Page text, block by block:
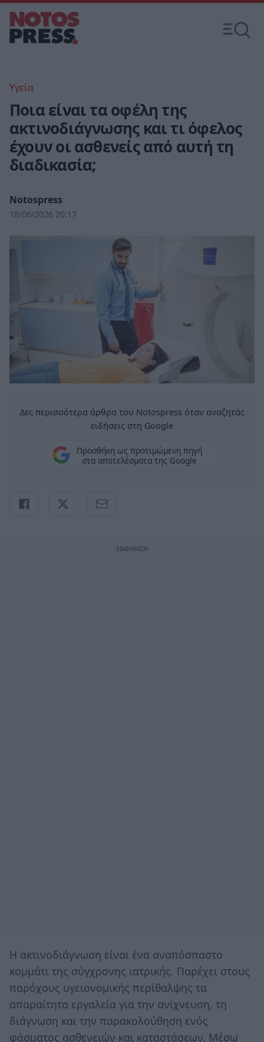
Υγεία
Ποια είναι τα οφέλη της
ακτινοδιάγνωσης και τι όφελος
έχουν οι ασθενείς από αυτή τη
διαδικασία;
Notospress
18/06/2026 20:17
Δες περισσότερα άρθρα του Notospress όταν αναζητάς
ειδήσεις στη Google
Προσθήκη ως προτιμώμενη πηγή
στα αποτελέσματα της Google
Η ακτινοδιάγνωση είναι ένα αναπόσπαστο
κομμάτι της σύγχρονης ιατρικής. Παρέχει στους
παρόχους υγειονομικής περίθαλψης τα
απαραίτητα εργαλεία για την ανίχνευση, τη
διάγνωση και την παρακολούθηση ενός
φάσματος ασθενειών και καταστάσεων. Μέσω